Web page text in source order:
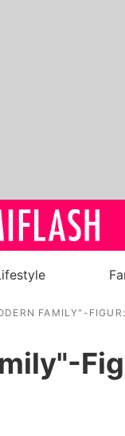
Stars
& Serien
FAMILY"-